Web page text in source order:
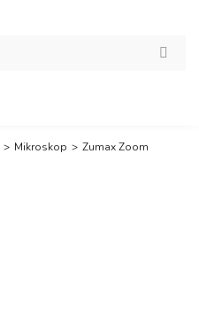
Mikroskop Zumax Zoom